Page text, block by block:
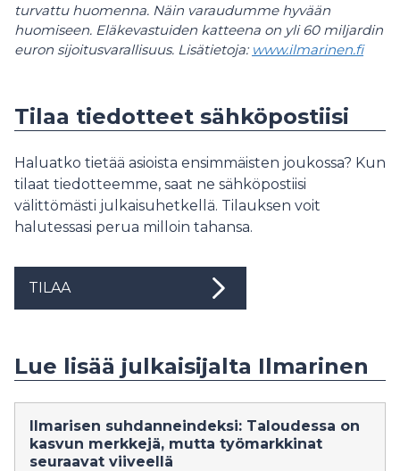
turvattu huomenna. Näin varaudumme hyvään
huomiseen. Eläkevastuiden katteena on yli 60 miljardin
euron sijoitusvarallisuus. Lisätietoja: www.ilmarinen.fi
Tilaa tiedotteet sähköpostiisi
Haluatko tietää asioista ensimmäisten joukossa? Kun
tilaat tiedotteemme, saat ne sähköpostiisi
välittömästi julkaisuhetkellä. Tilauksen voit
halutessasi perua milloin tahansa.
TILAA
Lue lisää julkaisijalta Ilmarinen
Ilmarisen suhdanneindeksi: Taloudessa on
kasvun merkkejä, mutta työmarkkinat
seuraavat viiveellä